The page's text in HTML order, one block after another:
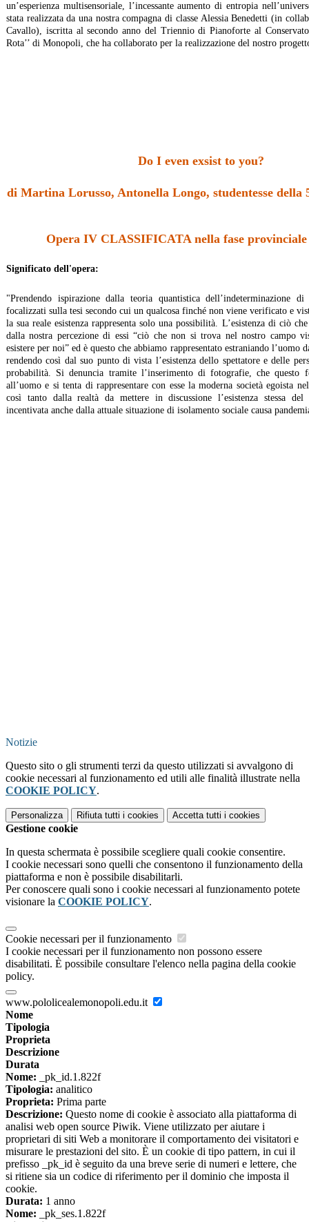
un’esperienza multisensoriale, l’incessante aumento di entropia
stata realizzata da una nostra compagna di classe Alessia Benedetti (in
Cavallo), iscritta al secondo anno del Triennio di Pianoforte al
Rota’’ di Monopoli, che ha collaborato per la realizzazione del nostro
Do I even exsist to you?
di Martina Lorusso, Antonella Longo, studentesse
Opera IV CLASSIFICATA nella fase
Significato dell'opera:
"Prendendo ispirazione dalla teoria quantistica dell’indeterminazione
focalizzati sulla tesi secondo cui un qualcosa finché non viene verificato e
la sua reale esistenza rappresenta solo una possibilità. L’esistenza di ciò
dalla nostra percezione di essi “ciò che non si trova nel nostro campo
esistere per noi” ed è questo che abbiamo rappresentato estraniando l’uomo
rendendo così dal suo punto di vista l’esistenza dello spettatore e delle
probabilità. Si denuncia tramite l’inserimento di fotografie, che questo
all’uomo e si tenta di rappresentare con esse la moderna società egoista
così tanto dalla realtà da mettere in discussione l’esistenza stessa del
incentivata anche dalla attuale situazione di isolamento sociale causa
Notizie
Questo sito o gli strumenti terzi da questo utilizzati si avvalgono di
cookie necessari al funzionamento ed utili alle finalità illustrate nella
COOKIE POLICY.
Personalizza Rifiuta tutti i cookies Accetta tutti i cookies
Gestione cookie
In questa schermata è possibile scegliere quali cookie consentire.
I cookie necessari sono quelli che consentono il funzionamento della
piattaforma e non è possibile disabilitarli.
Per conoscere quali sono i cookie necessari al funzionamento potete
visionare la COOKIE POLICY.
Cookie necessari per il funzionamento
I cookie necessari per il funzionamento non possono essere
disabilitati. È possibile consultare l'elenco nella pagina della cookie
policy.
www.pololicealemonopoli.edu.it
Nome
Tipologia
Proprieta
Descrizione
Durata
Nome: _pk_id.1.822f
Tipologia: analitico
Proprieta: Prima parte
Descrizione: Questo nome di cookie è associato alla piattaforma di
analisi web open source Piwik. Viene utilizzato per aiutare i
proprietari di siti Web a monitorare il comportamento dei visitatori e
misurare le prestazioni del sito. È un cookie di tipo pattern, in cui il
prefisso _pk_id è seguito da una breve serie di numeri e lettere, che
si ritiene sia un codice di riferimento per il dominio che imposta il
cookie.
Durata: 1 anno
Nome: _pk_ses.1.822f